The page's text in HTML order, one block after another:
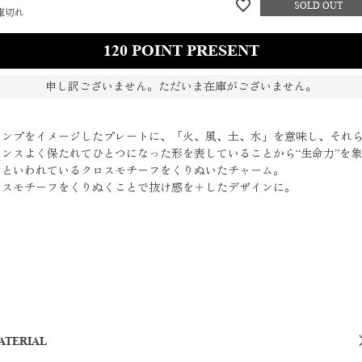
切れ
120
申し訳ございません。ただいま在庫がございません。
プをイメージしたプレートに、「火、風、土、水」を意味し、それ
スよく保たれてひとつになった形を表していることから“生命力”を
いわれているクロスモチーフをくりぬいたチャーム。
モチーフをくりぬくことで抜け感を＋したデザインに。